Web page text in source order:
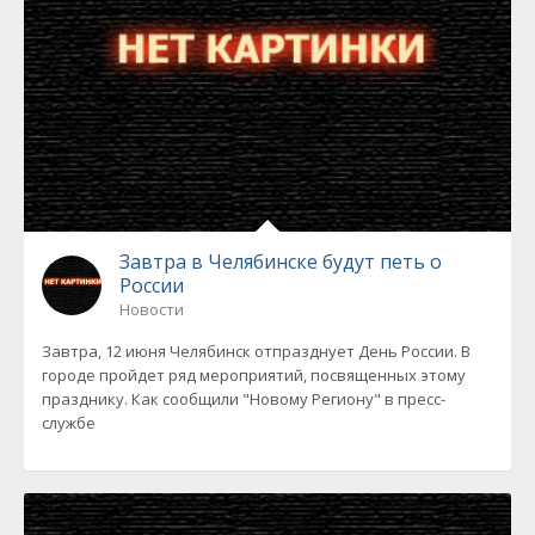
Завтра в Челябинске будут петь о
России
Новости
Завтра, 12 июня Челябинск отпразднует День России. В
городе пройдет ряд мероприятий, посвященных этому
празднику. Как сообщили "Новому Региону" в пресс-
службе